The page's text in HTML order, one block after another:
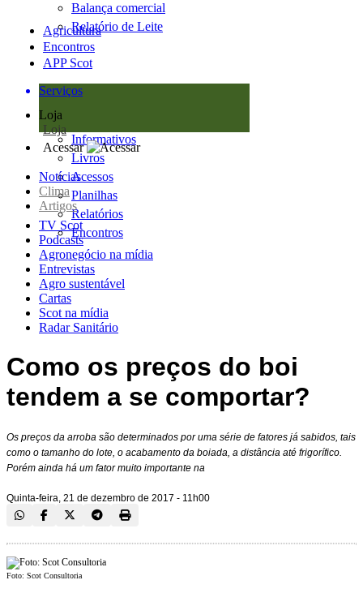
Balança comercial
Relatório de Leite
Agricultura
Encontros
APP Scot
Serviços
Loja
Loja
Informativos
Livros
Acessos
Planilhas
Relatórios
Encontros
Acessar
Notícias
Clima
Artigos
TV Scot
Podcasts
Agronegócio na mídia
Entrevistas
Agro sustentável
Cartas
Scot na mídia
Radar Sanitário
Como os preços do boi
tendem a se comportar?
Os preços da arroba são determinados por uma série de fatores já sabidos, tais
como o tamanho do lote, o acabamento da boiada, a distância até frigorífico.
Porém ainda há um fator muito importante na
Quinta-feira, 21 de dezembro de 2017 - 11h00
Foto: Scot Consultoria